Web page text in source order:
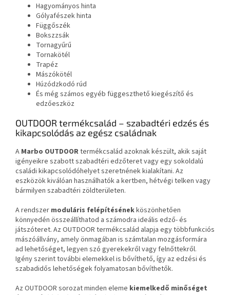
Hagyományos hinta
Gólyafészek hinta
Függőszék
Bokszzsák
Tornagyűrű
Tornakötél
Trapéz
Mászókötél
Húzódzkodó rúd
És még számos egyéb függeszthető kiegészítő és
edzőeszköz
OUTDOOR termékcsalád – szabadtéri edzés és
kikapcsolódás az egész családnak
A Marbo OUTDOORtermékcsalád azoknak készült, akik saját
igényeikre szabott szabadtéri edzőteret vagy egy sokoldalú
családi kikapcsolódóhelyet szeretnének kialakítani. Az
eszközök kiválóan használhatók a kertben, hétvégi telken vagy
bármilyen szabadtéri zöldterületen.
A rendszer moduláris felépítésénekköszönhetően
könnyedén összeállíthatod a számodra ideális edző- és
játszóteret. Az OUTDOOR termékcsalád alapja egy többfunkciós
mászóállvány, amely önmagában is számtalan mozgásformára
ad lehetőséget, legyen szó gyerekekről vagy felnőttekről.
Igény szerint további elemekkel is bővíthető, így az edzési és
szabadidős lehetőségek folyamatosan bővíthetők.
Az OUTDOOR sorozat minden eleme kiemelkedő minőséget